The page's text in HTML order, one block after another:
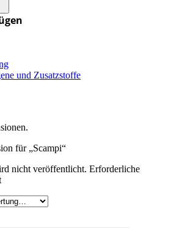
und Zusatzstoffe
für „Scampi“
nicht veröffentlicht. Erforderliche